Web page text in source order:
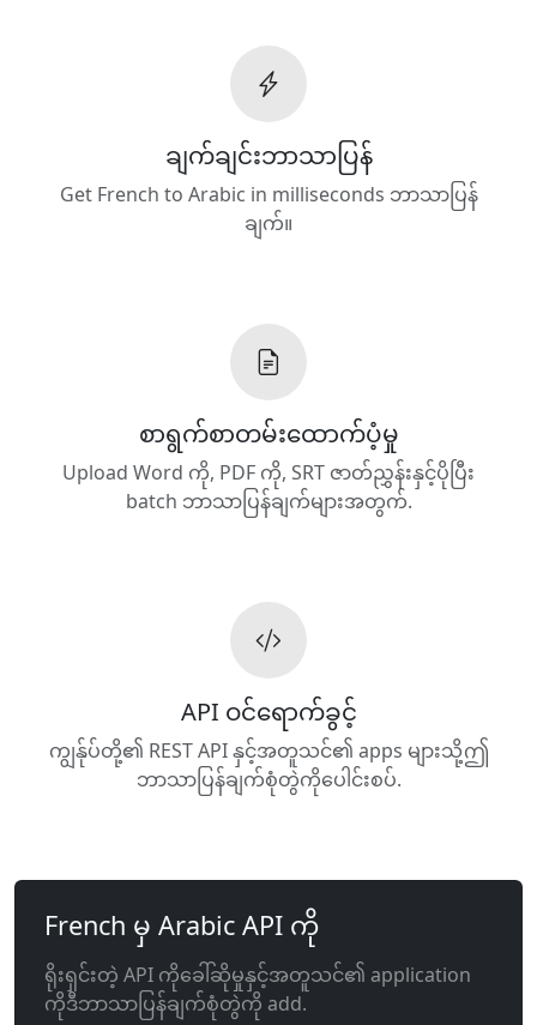
ချက်ချင်းဘာသာပြန်
Get French to Arabic in milliseconds ဘာသာပြန်
ချက်။
စာရွက်စာတမ်းထောက်ပံ့မှု
Upload Word ကို, PDF ကို, SRT ဇာတ်ညွှန်းနှင့်ပိုပြီး
batch ဘာသာပြန်ချက်များအတွက်.
API ဝင်ရောက်ခွင့်
ကျွန်ုပ်တို့၏ REST API နှင့်အတူသင်၏ apps များသို့ဤ
ဘာသာပြန်ချက်စုံတွဲကိုပေါင်းစပ်.
French မှ Arabic API ကို
ရိုးရှင်းတဲ့ API ကိုခေါ်ဆိုမှုနှင့်အတူသင်၏ application
ကိုဒီဘာသာပြန်ချက်စုံတွဲကို add.